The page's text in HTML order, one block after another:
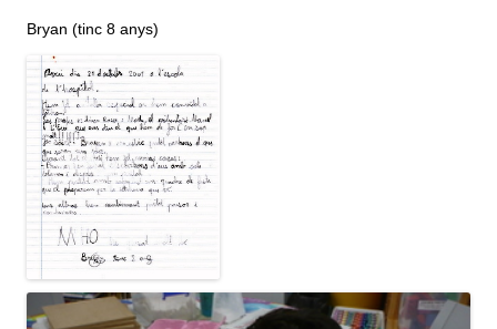
Bryan (tinc 8 anys)